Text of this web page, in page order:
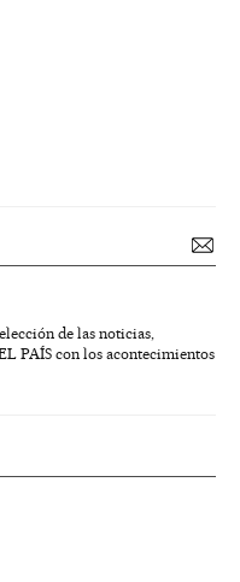
de las noticias,
PAÍS con los acontecimientos